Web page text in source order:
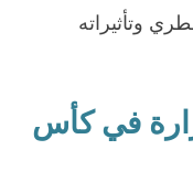
وتأثيراته
في كأس